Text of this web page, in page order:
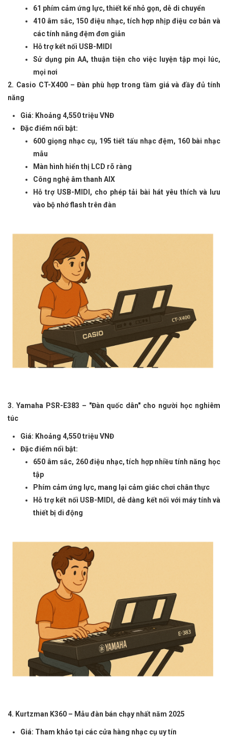
61 phím cảm ứng lực, thiết kế nhỏ gọn, dễ di chuyển
410 âm sắc, 150 điệu nhạc, tích hợp nhịp điệu cơ bản và
các tính năng đệm đơn giản
Hỗ trợ kết nối USB-MIDI
Sử dụng pin AA, thuận tiện cho việc luyện tập mọi lúc,
mọi nơi
2. Casio CT-X400 – Đàn phù hợp trong tầm giá và đầy đủ tính
năng
Giá: Khoảng 4,550 triệu VNĐ
Đặc điểm nổi bật:
600 giọng nhạc cụ, 195 tiết tấu nhạc đệm, 160bài nhạc
mẫu
Màn hình hiển thị LCD rõ ràng
Công nghệ âm thanh AIX
Hỗ trợ USB-MIDI, cho phép tải bài hát yêu thích và lưu
vào bộ nhớ flash trên đàn
3. Yamaha PSR-E383 – "Đàn quốc dân" cho người học nghiêm
túc
Giá: Khoảng 4,550 triệu VNĐ
Đặc điểm nổi bật:
650 âm sắc, 260 điệu nhạc, tích hợp nhiều tính năng học
tập
Phím cảm ứng lực, mang lại cảm giác chơi chân thực
Hỗ trợ kết nối USB-MIDI, dễ dàng kết nối với máy tính và
thiết bị di động
4. Kurtzman K360 – Mẫu đàn bán chạy nhất năm 2025
Giá: Tham khảo tại các cửa hàng nhạc cụ uy tín